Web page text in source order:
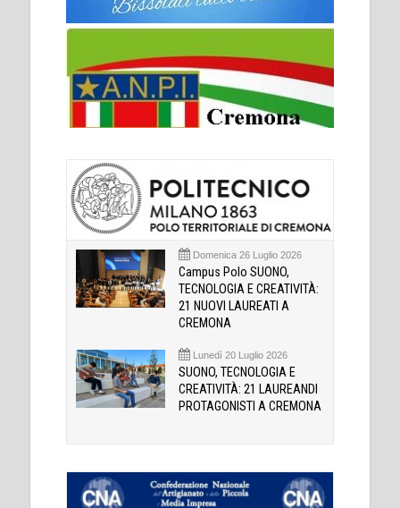
Domenica 26 Luglio 2026
Campus Polo SUONO,
TECNOLOGIA E CREATIVITÀ:
21 NUOVI LAUREATI A
CREMONA
Lunedì 20 Luglio 2026
SUONO, TECNOLOGIA E
CREATIVITÀ: 21 LAUREANDI
PROTAGONISTI A CREMONA